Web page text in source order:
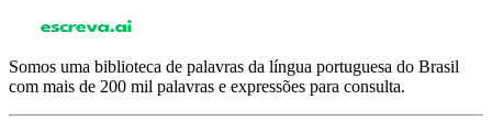
Somos uma biblioteca de palavras da língua portuguesa do Brasil
com mais de 200 mil palavras e expressões para consulta.